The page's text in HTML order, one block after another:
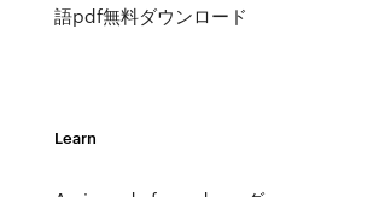
語pdf無料ダウンロード
Learn